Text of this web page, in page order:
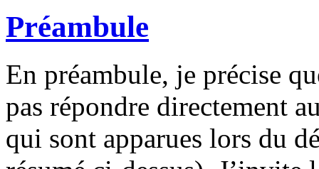
Préambule
En préambule, je précise
pas répondre directement
qui sont apparues lors du